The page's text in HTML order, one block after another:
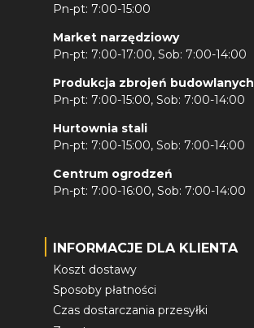
Pn-pt: 7:00-15:00
Market narzędziowy
Pn-pt: 7:00-17:00, Sob: 7:00-14:00
Produkcja zbrojeń budowlanych
Pn-pt: 7:00-15:00, Sob: 7:00-14:00
Hurtownia stali
Pn-pt: 7:00-15:00, Sob: 7:00-14:00
Centrum ogrodzeń
Pn-pt: 7:00-16:00, Sob: 7:00-14:00
INFORMACJE DLA KLIENTA
Koszt dostawy
Sposoby płatności
Czas dostarczania przesyłki